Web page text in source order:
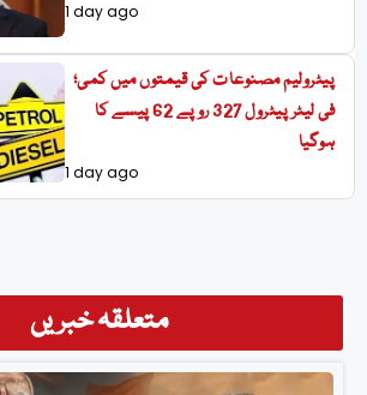
1 day ago
پیٹرولیم مصنوعات کی قیمتوں میں کمی؛
فی لیٹر پیٹرول 327 روپے 62 پیسے کا
ہوگیا
1 day ago
متعلقہ خبریں